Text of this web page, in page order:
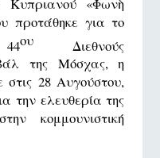
προτάθηκε για το
ουΔιεθνούς
της Μόσχας, η
στις 28 Αυγούστου,
την ελευθερία της
κομμουνιστική